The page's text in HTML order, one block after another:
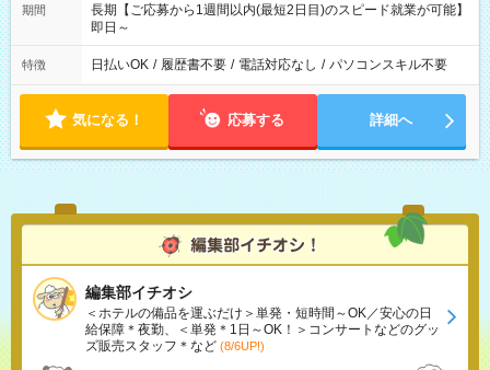
期間
長期【ご応募から1週間以内(最短2日目)のスピード就業が可能】
即日～
特徴 日払いOK / 履歴書不要 / 電話対応なし / パソコンスキル不要
気になる！ 応募する 詳細へ
編集部イチオシ
＜ホテルの備品を運ぶだけ＞単発・短時間～OK／安心の日
給保障＊夜勤、＜単発＊1日～OK！＞コンサートなどのグッ
ズ販売スタッフ＊など (8/6UP!)